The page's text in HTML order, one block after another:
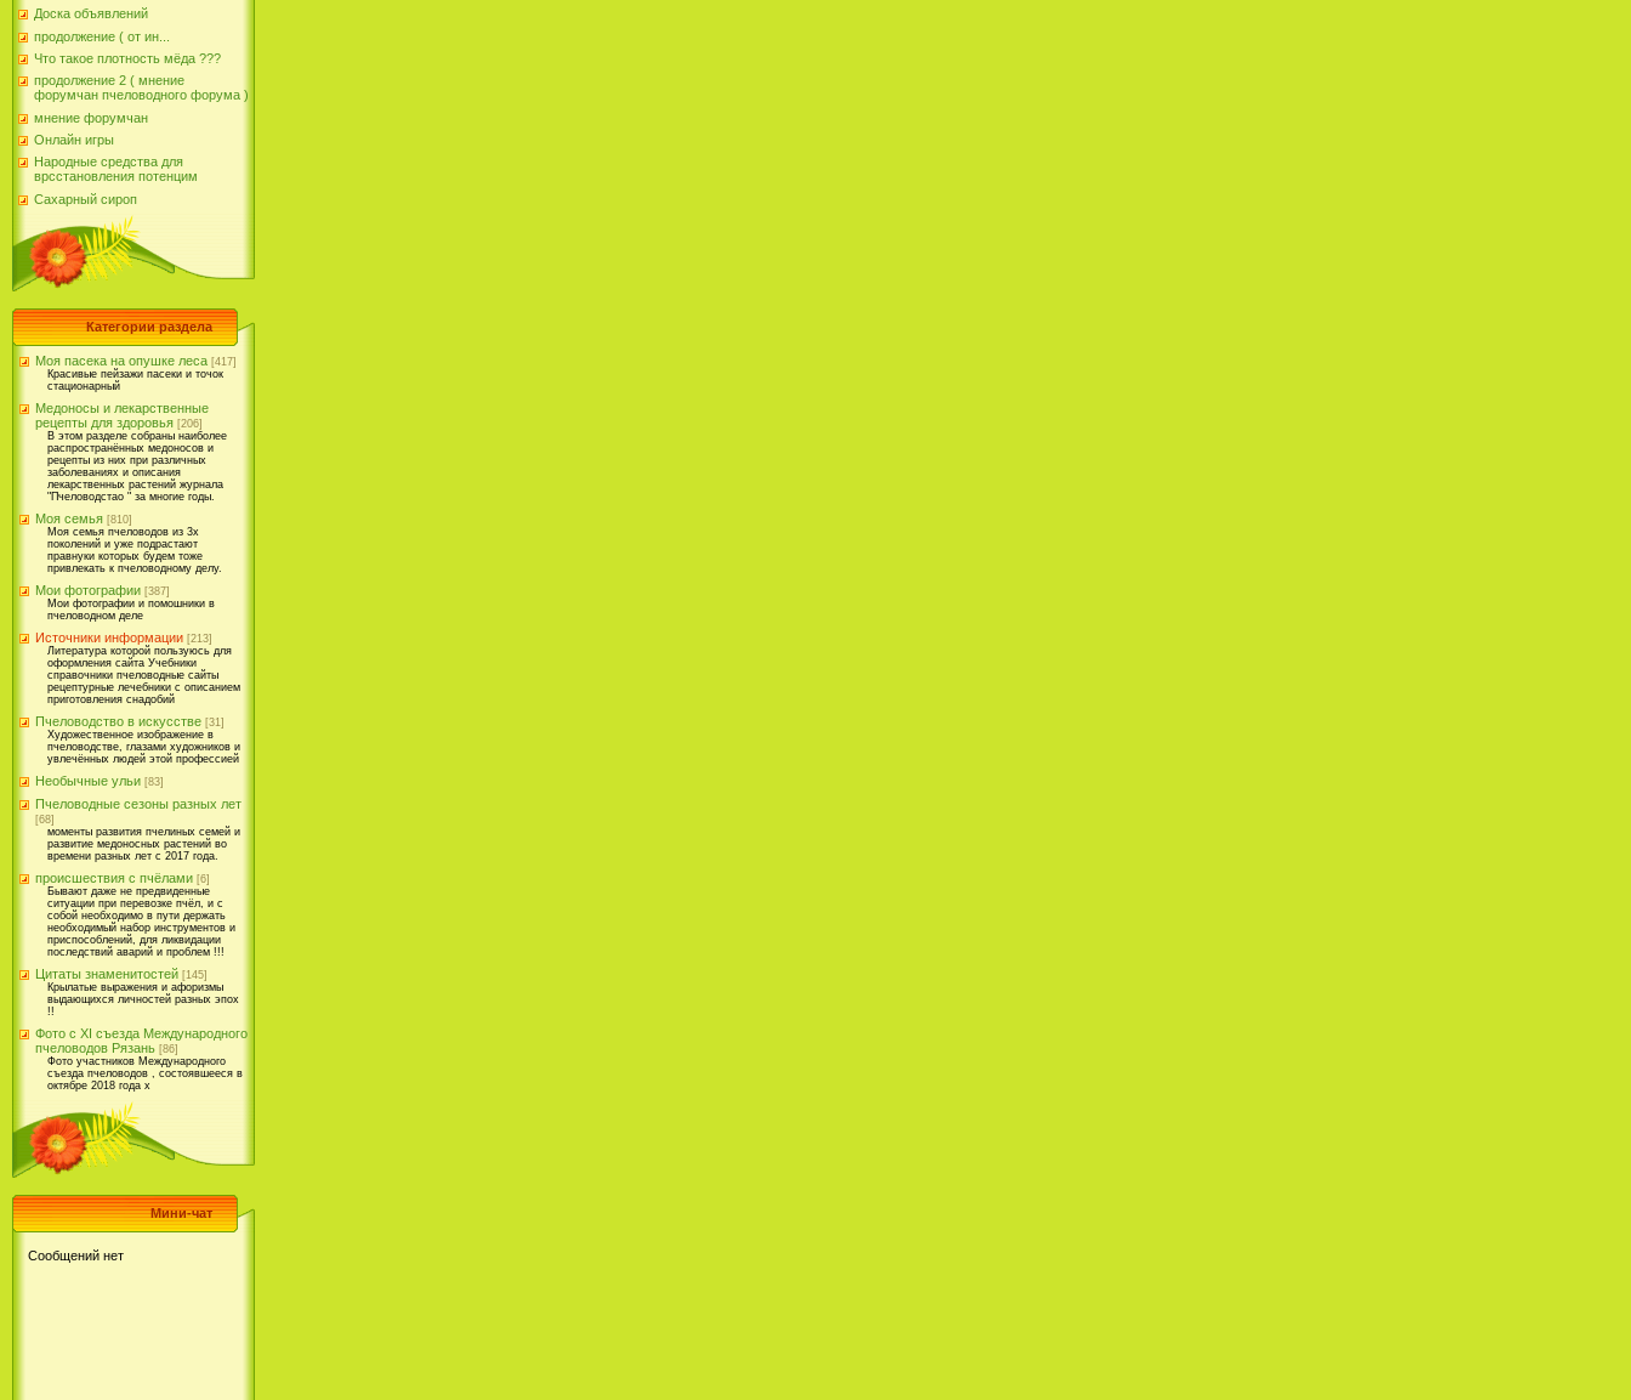
Доска объявлений
продолжение ( от ин...
Что такое плотность мёда ???
продолжение 2 ( мнение
форумчан пчеловодного форума )
мнение форумчан
Онлайн игры
Народные средства для
врсстановления потенцим
Сахарный сироп
Категории раздела
Моя пасека на опушке леса [417]
Красивые пейзажи пасеки и точок
стационарный
Медоносы и лекарственные
рецепты для здоровья [206]
В этом разделе собраны наиболее
распространённых медоносов и
рецепты из них при различных
заболеваниях и описания
лекарственных растений журнала
"Пчеловодстао " за многие годы.
Моя семья [810]
Моя семья пчеловодов из 3х
поколений и уже подрастают
правнуки которых будем тоже
привлекать к пчеловодному делу.
Мои фотографии [387]
Мои фотографии и помошники в
пчеловодном деле
Источники информации [213]
Литература которой пользуюсь для
оформления сайта Учебники
справочники пчеловодные сайты
рецептурные лечебники с описанием
приготовления снадобий
Пчеловодство в искусстве [31]
Художественное изображение в
пчеловодстве, глазами художников и
увлечённых людей этой профессией
Необычные ульи [83]
Пчеловодные сезоны разных лет
[68]
моменты развития пчелиных семей и
развитие медоносных растений во
времени разных лет с 2017 года.
происшествия с пчёлами [6]
Бывают даже не предвиденные
ситуации при перевозке пчёл, и с
собой необходимо в пути держать
необходимый набор инструментов и
приспособлений, для ликвидации
последствий аварий и проблем !!!
Цитаты знаменитостей [145]
Крылатые выражения и афоризмы
выдающихся личностей разных эпох
!!
Фото с XI съезда Международного
пчеловодов Рязань [86]
Фото участников Международного
съезда пчеловодов , состоявшееся в
октябре 2018 года х
Мини-чат